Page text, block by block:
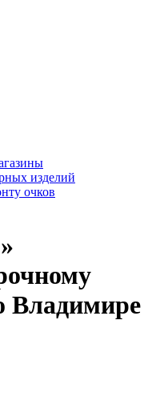
изделий
очков
Владимире